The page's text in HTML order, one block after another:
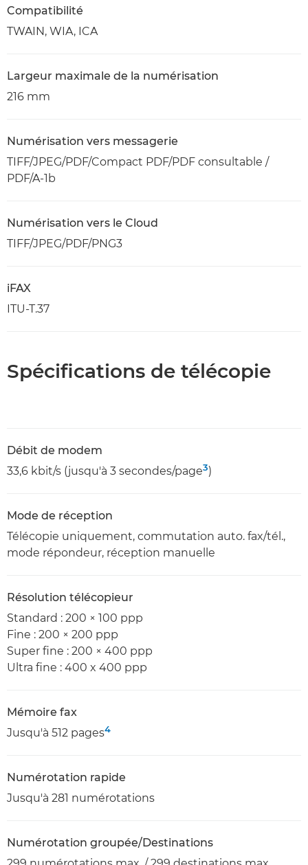
Compatibilité
TWAIN, WIA, ICA
Largeur maximale de la numérisation
216 mm
Numérisation vers messagerie
TIFF/JPEG/PDF/Compact PDF/PDF consultable /
PDF/A-1b
Numérisation vers le Cloud
TIFF/JPEG/PDF/PNG3
iFAX
ITU-T.37
Spécifications de télécopie
Débit de modem
33,6 kbit/s (jusqu'à 3 secondes/page3)
Mode de réception
Télécopie uniquement, commutation auto. fax/tél.,
mode répondeur, réception manuelle
Résolution télécopieur
Standard : 200 × 100 ppp
Fine : 200 × 200 ppp
Super fine : 200 × 400 ppp
Ultra fine : 400 x 400 ppp
Mémoire fax
Jusqu'à 512 pages4
Numérotation rapide
Jusqu'à 281 numérotations
Numérotation groupée/Destinations